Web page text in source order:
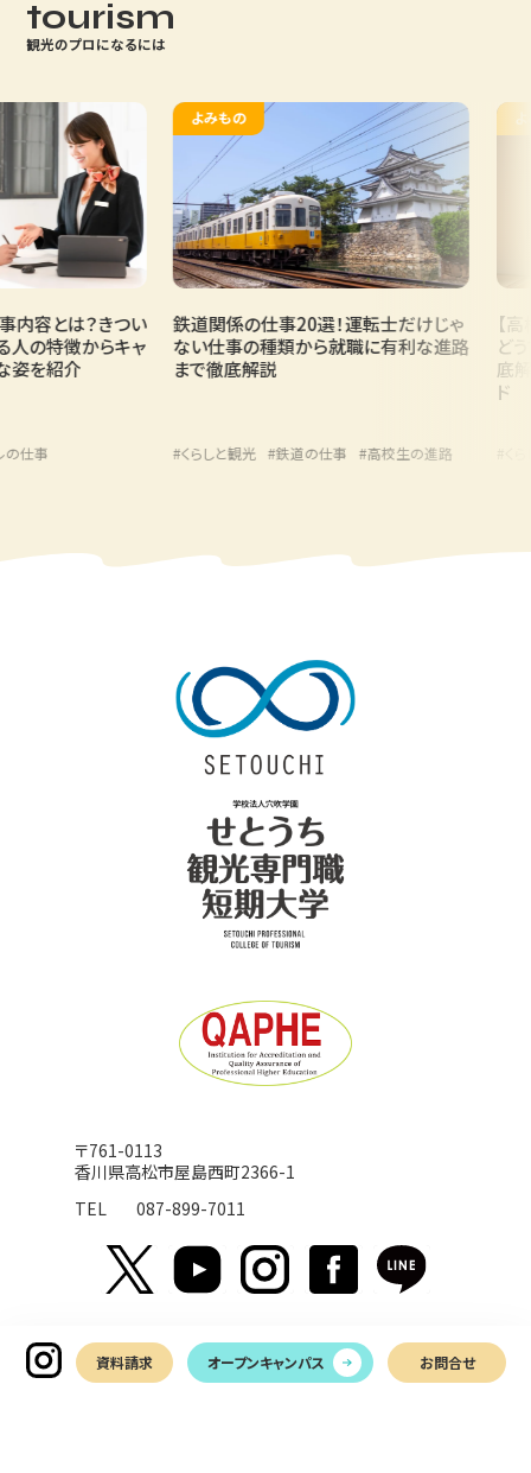
資料請求 オープンキャンパス お問合せ
tourism
観光のプロになるには
容とは？きつい
の特徴からキャ
を紹介
事
よみもの
鉄道関係の仕事20選！運転士だけじゃ
ない仕事の種類から就職に有利な進路
まで徹底解説
#くらしと観光 #鉄道の仕事 #高校生の進路
よみ
【高
どう
底解
〒761-0113
香川県高松市屋島西町2366-1
TEL
087-899-7011
お問い合わせ